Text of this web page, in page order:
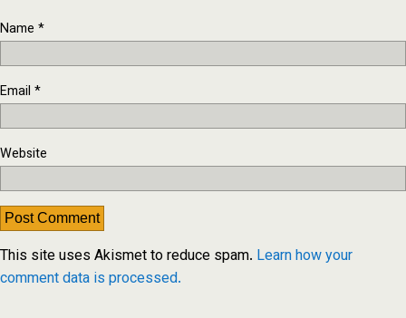
Name *
Email *
Website
This site uses Akismet to reduce spam. Learn how your
comment data is processed.